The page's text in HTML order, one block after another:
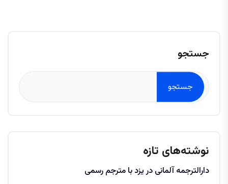
جستجو
جستجو
نوشته‌های تازه
دارالترجمه آلمانی در یزد با مترجم رسمی